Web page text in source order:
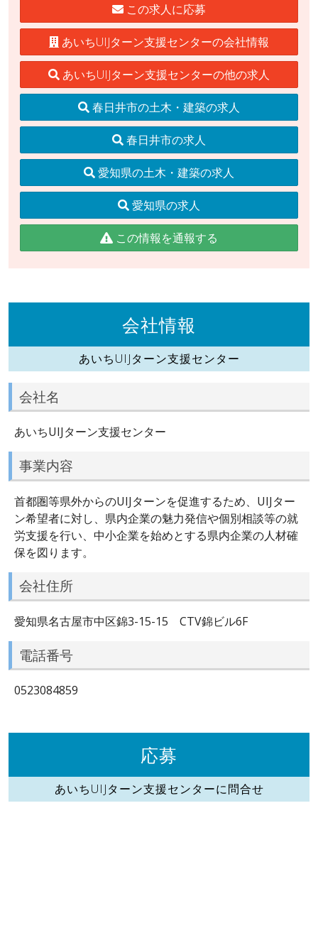
この求人に応募
あいちUIJターン支援センターの会社情報
あいちUIJターン支援センターの他の求人
春日井市の土木・建築の求人
春日井市の求人
愛知県の土木・建築の求人
愛知県の求人
この情報を通報する
会社情報
あいちUIJターン支援センター
会社名
あいちUIJターン支援センター
事業内容
首都圏等県外からのUIJターンを促進するため、UIJター
ン希望者に対し、県内企業の魅力発信や個別相談等の就
労支援を行い、中小企業を始めとする県内企業の人材確
保を図ります。
会社住所
愛知県名古屋市中区錦3-15-15 CTV錦ビル6F
電話番号
0523084859
応募
あいちUIJターン支援センターに問合せ